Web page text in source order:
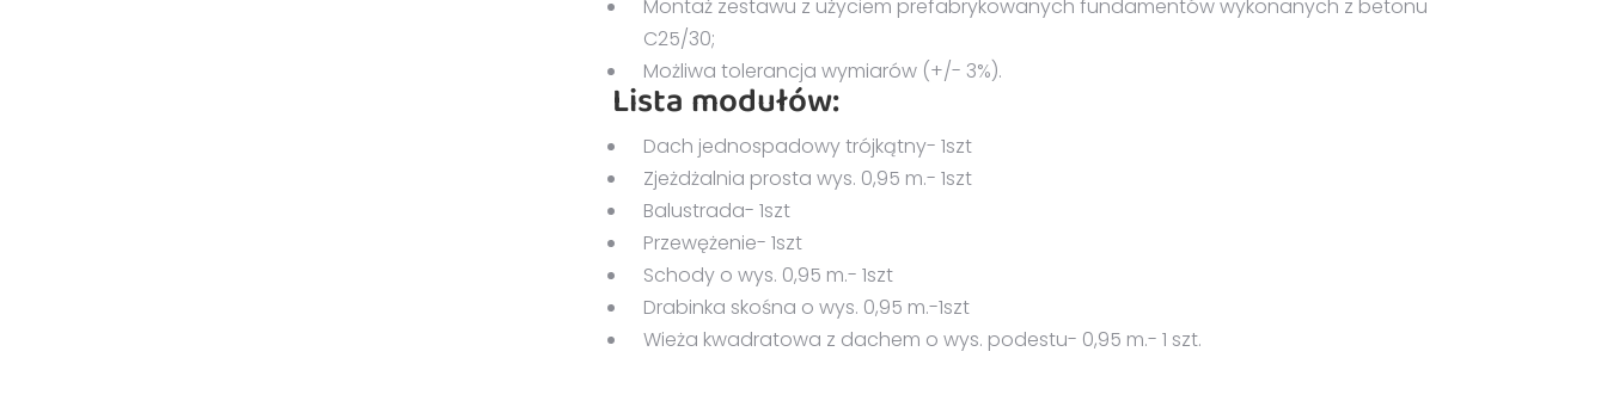
Montaż zestawu z użyciem prefabrykowanych fundamentów wykonanych z betonu
C25/30;
Możliwa tolerancja wymiarów (+/- 3%).
Lista modułów:
Dach jednospadowy trójkątny- 1szt
Zjeżdżalnia prosta wys. 0,95 m.- 1szt
Balustrada- 1szt
Przewężenie- 1szt
Schody o wys. 0,95 m.- 1szt
Drabinka skośna o wys. 0,95 m.-1szt
Wieża kwadratowa z dachem o wys. podestu- 0,95 m.- 1 szt.